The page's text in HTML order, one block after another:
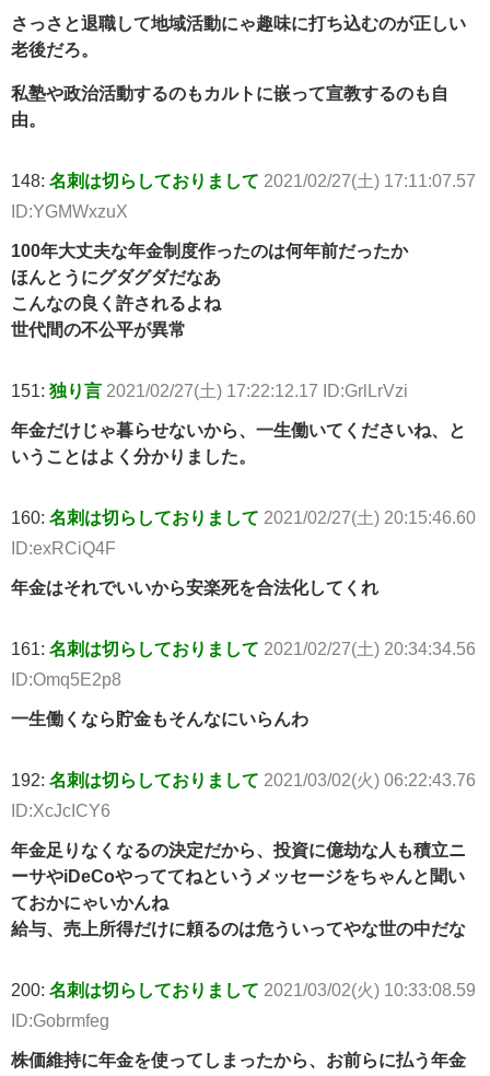
さっさと退職して地域活動にゃ趣味に打ち込むのが正しい
老後だろ。
私塾や政治活動するのもカルトに嵌って宣教するのも自
由。
148: 名刺は切らしておりまして 2021/02/27(土) 17:11:07.57
ID:YGMWxzuX
100年大丈夫な年金制度作ったのは何年前だったか
ほんとうにグダグダだなあ
こんなの良く許されるよね
世代間の不公平が異常
151: 独り言 2021/02/27(土) 17:22:12.17 ID:GrlLrVzi
年金だけじゃ暮らせないから、一生働いてくださいね、と
いうことはよく分かりました。
160: 名刺は切らしておりまして 2021/02/27(土) 20:15:46.60
ID:exRCiQ4F
年金はそれでいいから安楽死を合法化してくれ
161: 名刺は切らしておりまして 2021/02/27(土) 20:34:34.56
ID:Omq5E2p8
一生働くなら貯金もそんなにいらんわ
192: 名刺は切らしておりまして 2021/03/02(火) 06:22:43.76
ID:XcJcICY6
年金足りなくなるの決定だから、投資に億劫な人も積立ニ
ーサやiDeCoやっててねというメッセージをちゃんと聞い
ておかにゃいかんね
給与、売上所得だけに頼るのは危ういってやな世の中だな
200: 名刺は切らしておりまして 2021/03/02(火) 10:33:08.59
ID:Gobrmfeg
株価維持に年金を使ってしまったから、お前らに払う年金